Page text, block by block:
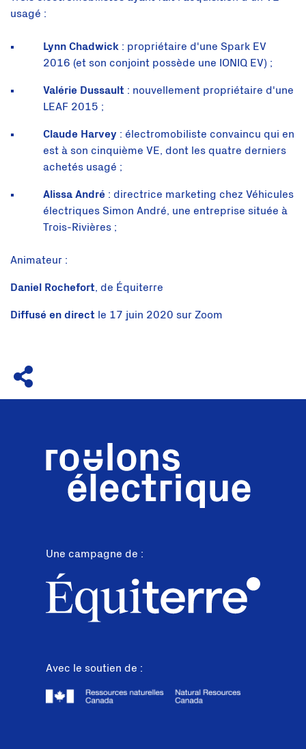
usagé :
Lynn Chadwick : propriétaire d'une Spark EV
2016 (et son conjoint possède une IONIQ EV) ;
Valérie Dussault : nouvellement propriétaire d'une
LEAF 2015 ;
Claude Harvey : électromobiliste convaincu qui en
est à son cinquième VE, dont les quatre derniers
achetés usagé ;
Alissa André : directrice marketing chez Véhicules
électriques Simon André, une entreprise située à
Trois-Rivières ;
Animateur :
Daniel Rochefort, de Équiterre
Diffusé en direct le 17 juin 2020 sur Zoom
Une campagne de :
Avec le soutien de :